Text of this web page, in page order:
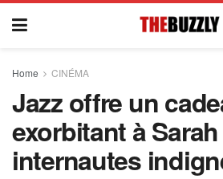
Home CINÉMA
Jazz offre un
exorbitant à
internautes